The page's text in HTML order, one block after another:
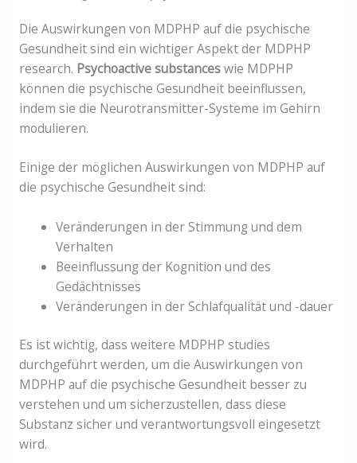
Die Auswirkungen von MDPHP auf die psychische
Gesundheit sind ein wichtiger Aspekt der MDPHP
research. Psychoactive substanceswie MDPHP
können die psychische Gesundheit beeinflussen,
indem sie die Neurotransmitter-Systeme im Gehirn
modulieren.
Einige der möglichen Auswirkungen von MDPHP auf
die psychische Gesundheit sind:
Veränderungen in der Stimmung und dem
Verhalten
Beeinflussung der Kognition und des
Gedächtnisses
Veränderungen in der Schlafqualität und -dauer
Es ist wichtig, dass weitere MDPHP studies
durchgeführt werden, um die Auswirkungen von
MDPHP auf die psychische Gesundheit besser zu
verstehen und um sicherzustellen, dass diese
Substanz sicher und verantwortungsvoll eingesetzt
wird.